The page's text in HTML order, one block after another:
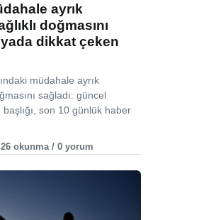
ayrık
doğmasını
dikkat çeken
müdahale ayrık
sağladı: güncel
son 10 günlük haber
okunma / 0 yorum